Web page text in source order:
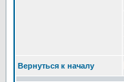
Вернуться к началу